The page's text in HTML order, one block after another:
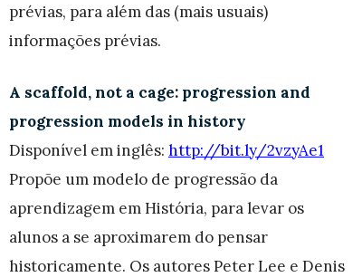
prévias, para além das (mais usuais)
informações prévias.
A scaffold, not a cage: progression and
progression models in history
Disponível em inglês: http://bit.ly/2vzyAe1
Propõe um modelo de progressão da
aprendizagem em História, para levar os
alunos a se aproximarem do pensar
historicamente. Os autores Peter Lee e Denis